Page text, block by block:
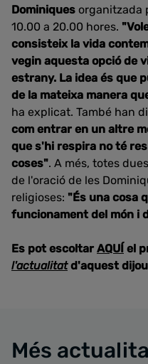
Dominiques organitzada
10.00 a 20.00 hores.
consisteix la vida
vegin aquesta opció de
estrany. La idea és que
de la mateixa manera
ha explicat. També han
com entrar en un altre
que s'hi respira no té
coses". A més, totes
de l'oració de les
religioses: "És una cosa
funcionament del món i
Es pot escoltar AQUÍ el
l'actualitatd'aquest
Més